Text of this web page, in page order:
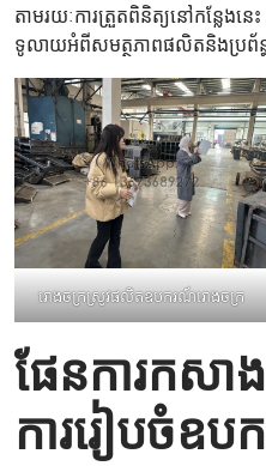
តាមរយៈការត្រួតពិនិត្យនៅកន្លែ
ទូលាយអំពីសមត្ថភាពផលិតនិងប្រព័
រោងចក្រស្រូវផលិតឧបករណ៍រោងចក្រ
ផែនការកសា
ការរៀបចំឧ